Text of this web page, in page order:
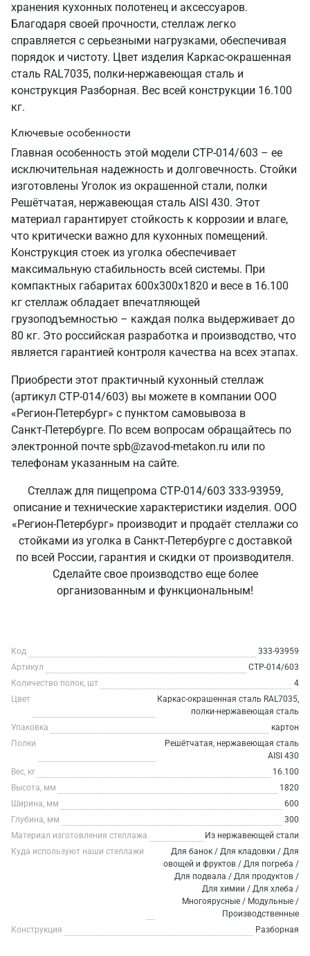
хранения кухонных полотенец и аксессуаров.
Благодаря своей прочности, стеллаж легко
справляется с серьезными нагрузками, обеспечивая
порядок и чистоту. Цвет изделия Каркас-окрашенная
сталь RAL7035, полки-нержавеющая сталь и
конструкция Разборная. Вес всей конструкции 16.100
кг.
Ключевые особенности
Главная особенность этой модели СТР-014/603 – ее
исключительная надежность и долговечность. Стойки
изготовлены Уголок из окрашенной стали, полки
Решётчатая, нержавеющая сталь AISI 430. Этот
материал гарантирует стойкость к коррозии и влаге,
что критически важно для кухонных помещений.
Конструкция стоек из уголка обеспечивает
максимальную стабильность всей системы. При
компактных габаритах 600х300х1820 и весе в 16.100
кг стеллаж обладает впечатляющей
грузоподъемностью – каждая полка выдерживает до
80 кг. Это российская разработка и производство, что
является гарантией контроля качества на всех этапах.
Приобрести этот практичный кухонный стеллаж
(артикул СТР-014/603) вы можете в компании ООО
«Регион-Петербург» с пунктом самовывоза в
Санкт‑Петербурге. По всем вопросам обращайтесь по
электронной почте spb@zavod-metakon.ru или по
телефонам указанным на сайте.
Стеллаж для пищепрома СТР-014/603 333-93959,
описание и технические характеристики изделия. ООО
«Регион-Петербург» производит и продаёт стеллажи со
стойками из уголка в Санкт‑Петербурге с доставкой
по всей России, гарантия и скидки от производителя.
Сделайте свое производство еще более
организованным и функциональным!
Код
333-93959
Артикул
СТР-014/603
Количество полок, шт
4
Цвет
Каркас-окрашенная сталь RAL7035,
полки-нержавеющая сталь
Упаковка
картон
Полки
Решётчатая, нержавеющая сталь
AISI 430
Вес, кг
16.100
Высота, мм
1820
Ширина, мм
600
Глубина, мм
300
Материал изготовления стеллажа
Из нержавеющей стали
Куда используют наши стеллажи
Для банок / Для кладовки / Для
овощей и фруктов / Для погреба /
Для подвала / Для продуктов /
Для химии / Для хлеба /
Многоярусные / Модульные /
Производственные
Конструкция
Разборная